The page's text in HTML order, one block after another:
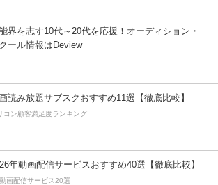
界を志す10代～20代を応援！オーディション・
ール情報はDeview
読み放題サブスクおすすめ11選【徹底比較】
コン顧客満足度ランキング
年動画配信サービスおすすめ40選【徹底比較】
画配信サービス20選